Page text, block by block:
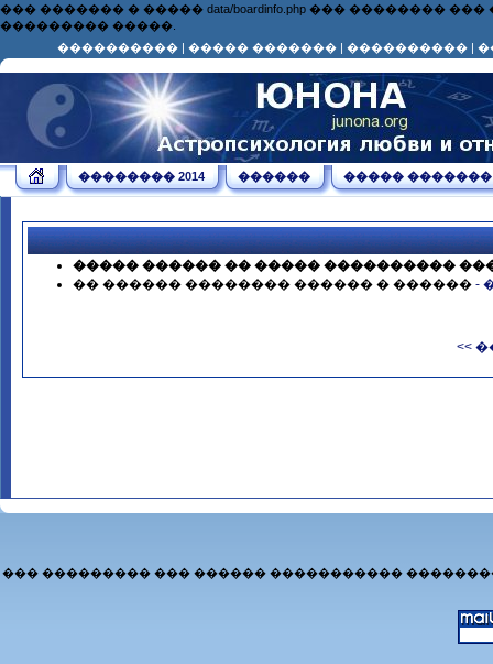
��� ������� � ����� data/boardinfo.php ���
��������� �����.
���������� | ����� ������� | ���������� |
�������� 2014 ������ ����� �������
����� ������ �� ����� ����������
�� ������ �������� ������ � ������ -
<<
��� ��������� ��� ������ �����������